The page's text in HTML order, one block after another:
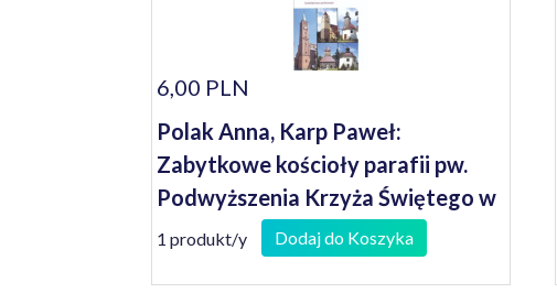
6,00 PLN
Polak Anna, Karp Paweł:
Zabytkowe kościoły parafii pw.
Podwyższenia Krzyża Świętego w
Bobrowicach: dziedzictwo
zachowane
1 produkt/y Dodaj do Koszyka